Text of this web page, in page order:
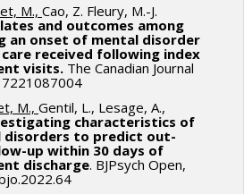
M., Cao, Z. Fleury, M.-J.
and outcomes among
an onset of mental disorder
received following index
visits. The Canadian Journal
M., Gentil, L., Lesage, A.,
characteristics of
to predict out-
up within 30 days of
discharge. BJPsych Open,